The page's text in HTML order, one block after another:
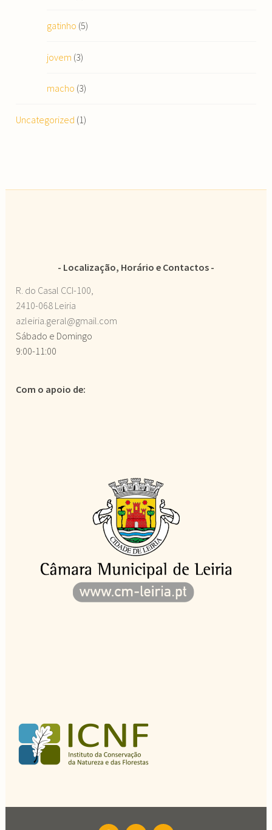
gatinho (5)
jovem (3)
macho (3)
Uncategorized (1)
Localização, Horário e Contactos
R. do Casal CCI-100,
2410-068 Leiria
azleiria.geral@gmail.com
Sábado e Domingo
9:00-11:00
Com o apoio de: